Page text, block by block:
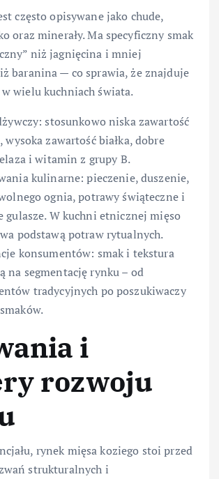
często opisywane jako chude,
oraz minerały. Ma specyficzny smak
niż jagnięcina i mniej
baranina — co sprawia, że znajduje
wielu kuchniach świata.
stosunkowo niska zawartość
wysoka zawartość białka, dobre
i witamin z grupy B.
kulinarne: pieczenie, duszenie,
ognia, potrawy świąteczne i
gulasze. W kuchni etnicznej mięso
podstawą potraw rytualnych.
konsumentów: smak i tekstura
na segmentację rynku – od
tradycyjnych po poszukiwaczy
i
rozwoju
rynek mięsa koziego stoi przed
strukturalnych i